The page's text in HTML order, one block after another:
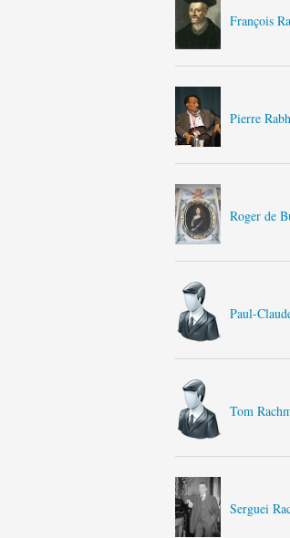
François
Pierre
Roger de
Paul-
Tom
Serguei